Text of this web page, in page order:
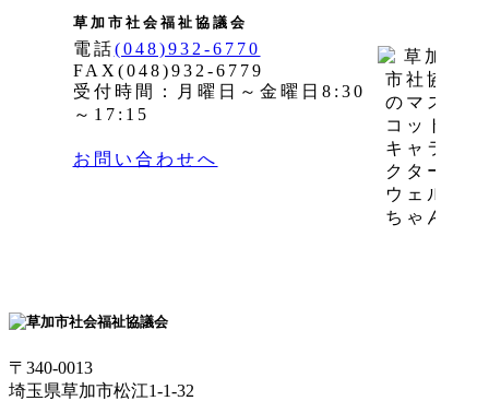
草加市社会福祉協議会
電話(048)932-6770
FAX(048)932-6779
受付時間：月曜日～金曜日8:30
～17:15
お問い合わせへ
〒340-0013
埼玉県草加市松江1-1-32